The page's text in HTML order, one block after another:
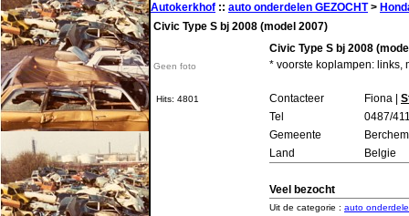
Autokerkhof :: auto onderdelen GEZOCHT >
Civic Type S bj 2008 (model 2007)
Geen foto
Hits: 4801
Civic Type S bj 2008
* voorste koplampen: links,
Contacteer Fiona |
Tel
0487/
Gemeente
Berchem
Land
Belgie
Veel bezocht
Uit de categorie : auto